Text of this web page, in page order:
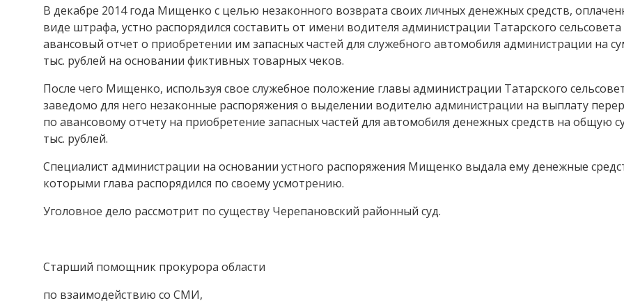
В декабре 2014 года Мищенко с целью незаконного возврата своих личных денежных средств,
виде штрафа, устно распорядился составить от имени водителя администрации Татарского сельсовета
авансовый отчет о приобретении им запасных частей для служебного автомобиля администрации на
тыс. рублей на основании фиктивных товарных чеков.
После чего Мищенко, используя свое служебное положение главы администрации Татарского
заведомо для него незаконные распоряжения о выделении водителю администрации на выплату
по авансовому отчету на приобретение запасных частей для автомобиля денежных средств на общую
тыс. рублей.
Специалист администрации на основании устного распоряжения Мищенко выдала ему денежные
которыми глава распорядился по своему усмотрению.
Уголовное дело рассмотрит по существу Черепановский районный суд.
Старший помощник прокурора области
по взаимодействию со СМИ,